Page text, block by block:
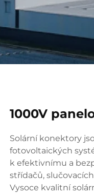
1000V
Solární konektory
fotovoltaických
k efektivnímu a
střídačů,
Vysoce kvalitní